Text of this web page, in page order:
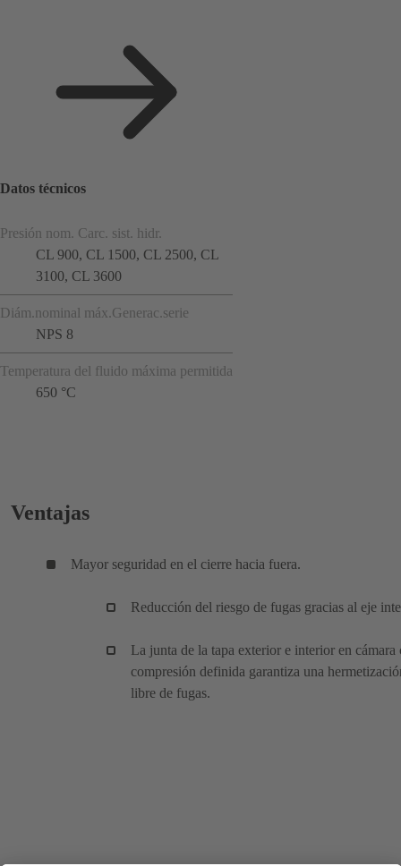
Datos técnicos
Presión nom. Carc. sist. hidr.
CL 900, CL 1500, CL 2500, CL
3100, CL 3600
Diám.nominal máx.Generac.serie
NPS 8
Temperatura del fluido máxima permitida
650 °C
Ventajas
Mayor seguridad en el cierre hacia fuera.
Reducción del riesgo de fugas gracias al eje
La junta de la tapa exterior e interior en cámara
compresión definida garantiza una
libre de fugas.